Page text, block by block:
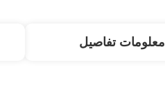
معلومات تفاصيل